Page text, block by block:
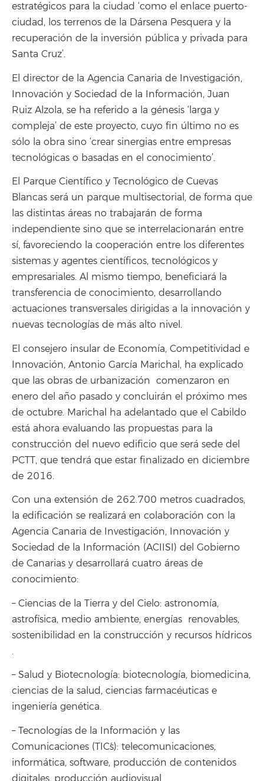
estratégicos para la ciudad ‘como el enlace puerto-
ciudad, los terrenos de la Dársena Pesquera y la
recuperación de la inversión pública y privada para
Santa Cruz’.
El director de la Agencia Canaria de Investigación,
Innovación y Sociedad de la Información, Juan
Ruiz Alzola, se ha referido a la génesis ‘larga y
compleja’ de este proyecto, cuyo fin último no es
sólo la obra sino ‘crear sinergias entre empresas
tecnológicas o basadas en el conocimiento’.
El Parque Científico y Tecnológico de Cuevas
Blancas será un parque multisectorial, de forma que
las distintas áreas no trabajarán de forma
independiente sino que se interrelacionarán entre
sí, favoreciendo la cooperación entre los diferentes
sistemas y agentes científicos, tecnológicos y
empresariales. Al mismo tiempo, beneficiará la
transferencia de conocimiento, desarrollando
actuaciones transversales dirigidas a la innovación y
nuevas tecnologías de más alto nivel.
El consejero insular de Economía, Competitividad e
Innovación, Antonio García Marichal, ha explicado
que las obras de urbanización comenzaron en
enero del año pasado y concluirán el próximo mes
de octubre. Marichal ha adelantado que el Cabildo
está ahora evaluando las propuestas para la
construcción del nuevo edificio que será sede del
PCTT, que tendrá que estar finalizado en diciembre
de 2016.
Con una extensión de 262.700 metros cuadrados,
la edificación se realizará en colaboración con la
Agencia Canaria de Investigación, Innovación y
Sociedad de la Información (ACIISI) del Gobierno
de Canarias y desarrollará cuatro áreas de
conocimiento:
– Ciencias de la Tierra y del Cielo: astronomía,
astrofísica, medio ambiente, energías renovables,
sostenibilidad en la construcción y recursos hídricos
.
– Salud y Biotecnología: biotecnología, biomedicina,
ciencias de la salud, ciencias farmacéuticas e
ingeniería genética.
– Tecnologías de la Información y las
Comunicaciones (TIC´s): telecomunicaciones,
informática, software, producción de contenidos
digitales, producción audiovisual.